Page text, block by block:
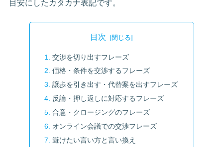
目安にしたカタカナ表記です。
目次
交渉を切り出すフレーズ
価格・条件を交渉するフレーズ
譲歩を引き出す・代替案を出すフレーズ
反論・押し返しに対応するフレーズ
合意・クロージングのフレーズ
オンライン会議での交渉フレーズ
避けたい言い方と言い換え